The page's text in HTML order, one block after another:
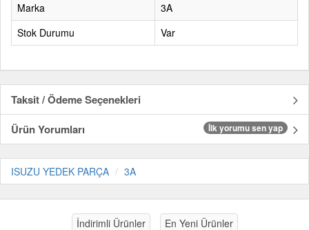
Marka
3A
Stok Durumu
Var
Taksit / Ödeme Seçenekleri
Ürün Yorumları
İlk yorumu sen yap
ISUZU YEDEK PARÇA 3A
İndirimli Ürünler En Yeni Ürünler